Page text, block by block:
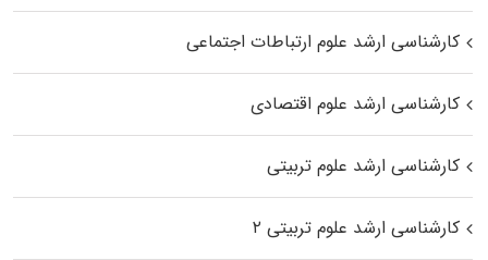
کارشناسی ارشد علوم ارتباطات اجتماعی
کارشناسی ارشد علوم اقتصادی
کارشناسی ارشد علوم تربیتی
کارشناسی ارشد علوم تربیتی ۲